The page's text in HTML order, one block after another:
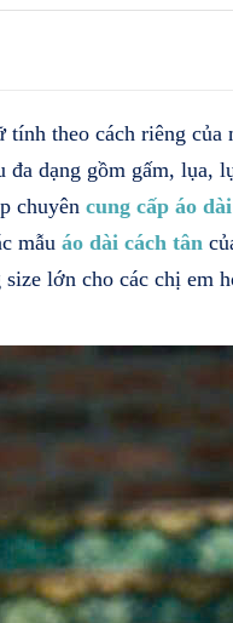
tính theo cách riêng của
đa dạng gồm gấm,
chuyên cung cấp áo
mẫu áo dài cách tân
lớn cho các chị em